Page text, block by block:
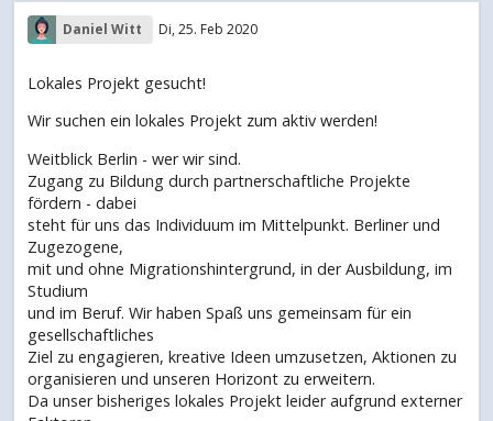
Daniel Witt Di, 25. Feb 2020
Lokales Projekt gesucht!
Wir suchen ein lokales Projekt zum aktiv werden!
Weitblick Berlin - wer wir sind.
Zugang zu Bildung durch partnerschaftliche Projekte
fördern - dabei
steht für uns das Individuum im Mittelpunkt. Berliner und
Zugezogene,
mit und ohne Migrationshintergrund, in der Ausbildung, im
Studium
und im Beruf. Wir haben Spaß uns gemeinsam für ein
gesellschaftliches
Ziel zu engagieren, kreative Ideen umzusetzen, Aktionen zu
organisieren und unseren Horizont zu erweitern.
Da unser bisheriges lokales Projekt leider aufgrund externer